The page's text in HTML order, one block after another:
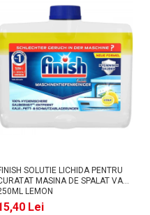
SOLUTIE LICHIDA PENTRU
MASINA DE SPALAT VASE
LEMON
Lei